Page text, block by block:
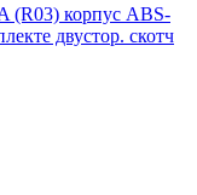
(R03) корпус ABS-
двустор. скотч